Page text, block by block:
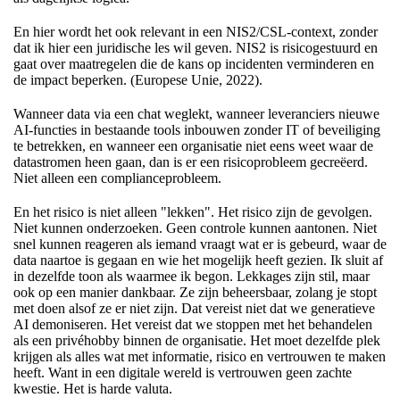
En hier wordt het ook relevant in een NIS2/CSL-context, zonder
dat ik hier een juridische les wil geven. NIS2 is risicogestuurd en
gaat over maatregelen die de kans op incidenten verminderen en
de impact beperken. (Europese Unie, 2022).
Wanneer data via een chat weglekt, wanneer leveranciers nieuwe
AI-functies in bestaande tools inbouwen zonder IT of beveiliging
te betrekken, en wanneer een organisatie niet eens weet waar de
datastromen heen gaan, dan is er een risicoprobleem gecreëerd.
Niet alleen een complianceprobleem.
En het risico is niet alleen "lekken". Het risico zijn de gevolgen.
Niet kunnen onderzoeken. Geen controle kunnen aantonen. Niet
snel kunnen reageren als iemand vraagt wat er is gebeurd, waar de
data naartoe is gegaan en wie het mogelijk heeft gezien. Ik sluit af
in dezelfde toon als waarmee ik begon. Lekkages zijn stil, maar
ook op een manier dankbaar. Ze zijn beheersbaar, zolang je stopt
met doen alsof ze er niet zijn. Dat vereist niet dat we generatieve
AI demoniseren. Het vereist dat we stoppen met het behandelen
als een privéhobby binnen de organisatie. Het moet dezelfde plek
krijgen als alles wat met informatie, risico en vertrouwen te maken
heeft. Want in een digitale wereld is vertrouwen geen zachte
kwestie. Het is harde valuta.